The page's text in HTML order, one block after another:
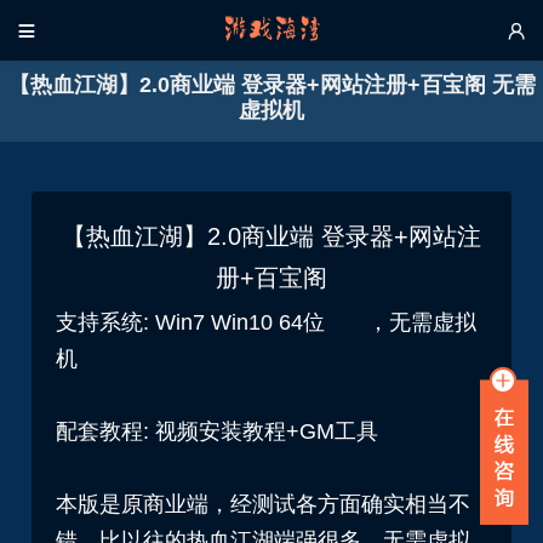
 
【热血江湖】2.0商业端 登录器+网站注册+百宝阁 无需
虚拟机
【热血江湖】2.0商业端 登录器+网站注
册+百宝阁
支持系统: Win7 Win10 64位 ， 无需虚拟
机
配套教程: 视频安装教程+GM工具
本版是原商业端，经测试各方面确实相当不